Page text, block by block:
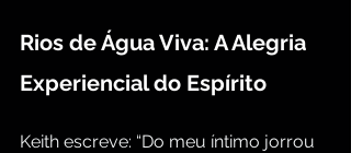
Rios de Água Viva: A Alegria
Experiencial do Espírito
Keith escreve: “Do meu íntimo jorrou